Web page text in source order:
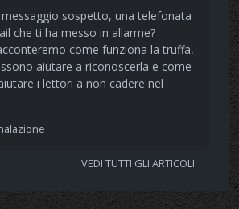
sospetto, una telefonata
che ti ha messo in allarme?
come funziona la truffa,
aiutare a riconoscerla e come
i lettori a non cadere nel
VEDI TUTTI GLI ARTICOLI